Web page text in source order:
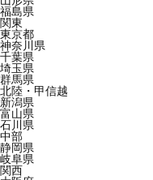
福島県
関東
東京都
神奈川県
千葉県
埼玉県
群馬県
北陸・甲信越
新潟県
富山県
石川県
中部
静岡県
岐阜県
関西